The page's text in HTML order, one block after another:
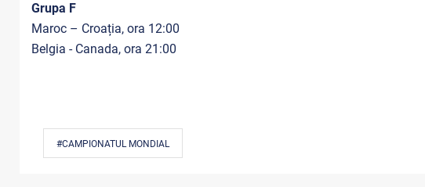
Grupa F
Maroc – Croația, ora 12:00
Belgia - Canada, ora 21:00
#CAMPIONATUL MONDIAL